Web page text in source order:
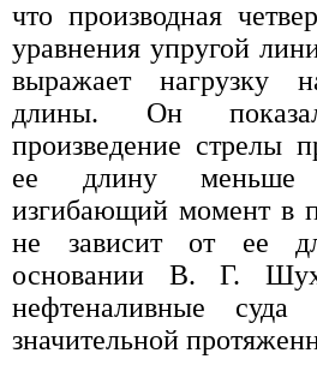
что производная
уравнения упругой
выражает нагрузку
длины. Он
произведение стрелы
ее длину меньше
изгибающий момент в
не зависит от ее
основании В. Г.
нефтеналивные
значительной